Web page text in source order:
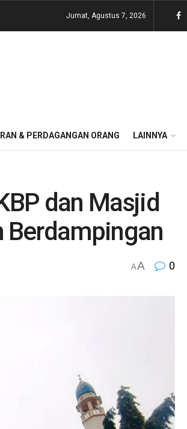
Jumat, Agustus 7, 2026
& PERDAGANGAN ORANG LAINNYA
dan Masjid
Berdampingan
AA 0